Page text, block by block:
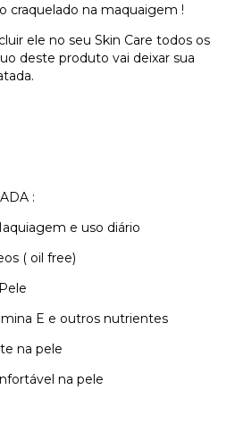
craquelado na maquaigem !
ele no seu Skin Care todos os
deste produto vai deixar sua
:
e uso diário
( oil free)
E e outros nutrientes
na pele
na pele